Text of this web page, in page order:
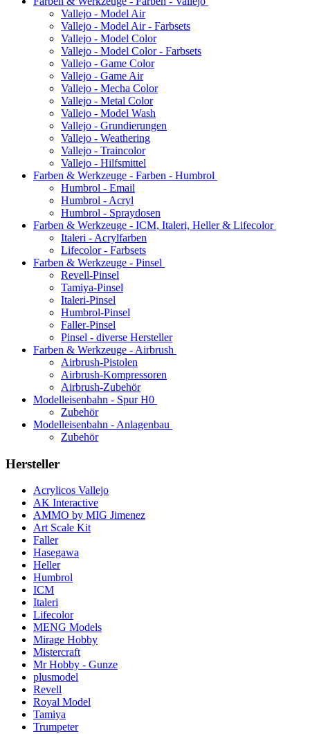
Vallejo - Model Air
Vallejo - Model Air - Farbsets
Vallejo - Model Color
Vallejo - Model Color - Farbsets
Vallejo - Game Color
Vallejo - Game Air
Vallejo - Mecha Color
Vallejo - Metal Color
Vallejo - Model Wash
Vallejo - Grundierungen
Vallejo - Weathering
Vallejo - Traincolor
Vallejo - Hilfsmittel
Farben & Werkzeuge - Farben - Humbrol
Humbrol - Email
Humbrol - Acryl
Humbrol - Spraydosen
Farben & Werkzeuge - ICM, Italeri, Heller & Lifecolor
Italeri - Acrylfarben
Lifecolor - Farbsets
Farben & Werkzeuge - Pinsel
Revell-Pinsel
Tamiya-Pinsel
Italeri-Pinsel
Humbrol-Pinsel
Faller-Pinsel
Pinsel - diverse Hersteller
Farben & Werkzeuge - Airbrush
Airbrush-Pistolen
Airbrush-Kompressoren
Airbrush-Zubehör
Modelleisenbahn - Spur H0
Zubehör
Modelleisenbahn - Anlagenbau
Zubehör
Hersteller
Acrylicos Vallejo
AK Interactive
AMMO by MIG Jimenez
Art Scale Kit
Faller
Hasegawa
Heller
Humbrol
ICM
Italeri
Lifecolor
MENG Models
Mirage Hobby
Mistercraft
Mr Hobby - Gunze
plusmodel
Revell
Royal Model
Tamiya
Trumpeter